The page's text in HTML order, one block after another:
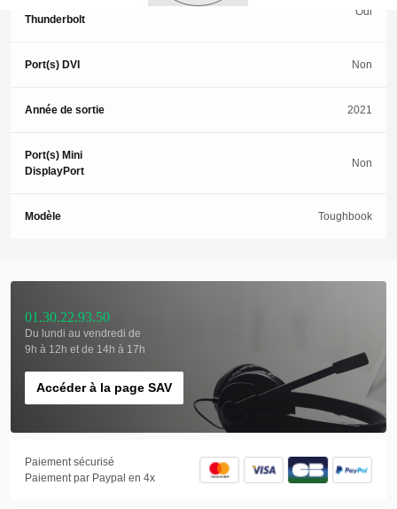
Thunderbolt
Oui
Port(s) DVI Non
Année de sortie 2021
Port(s) Mini
DisplayPort
Non
Modèle Toughbook
01.30.22.93.50
Du lundi au vendredi de
9h à 12h et de 14h à 17h
Accéder à la page SAV
Paiement sécurisé
Paiement par Paypal en 4x